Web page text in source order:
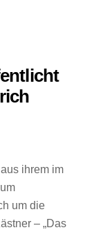
ihrem im
um die
– „Das